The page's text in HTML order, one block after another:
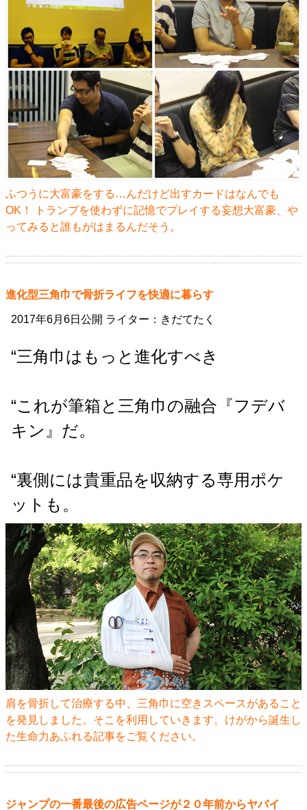
ふつうに大富豪をする…んだけど出すカードはなんでも
OK！ トランプを使わずに記憶でプレイする妄想大富豪、や
ってみると誰もがはまるんだそう。
進化型三角巾で骨折ライフを快適に暮らす
2017年6月6日公開 ライター：きだてたく
“三角巾はもっと進化すべき
“これが筆箱と三角巾の融合『フデバ
キン』だ。
“裏側には貴重品を収納する専用ポケ
ットも。
肩を骨折して治療する中、三角巾に空きスペースがあること
を発見しました。そこを利用していきます。けがから誕生し
た生命力あふれる記事をご覧ください。
ジャンプの一番最後の広告ページが２０年前からヤバイ